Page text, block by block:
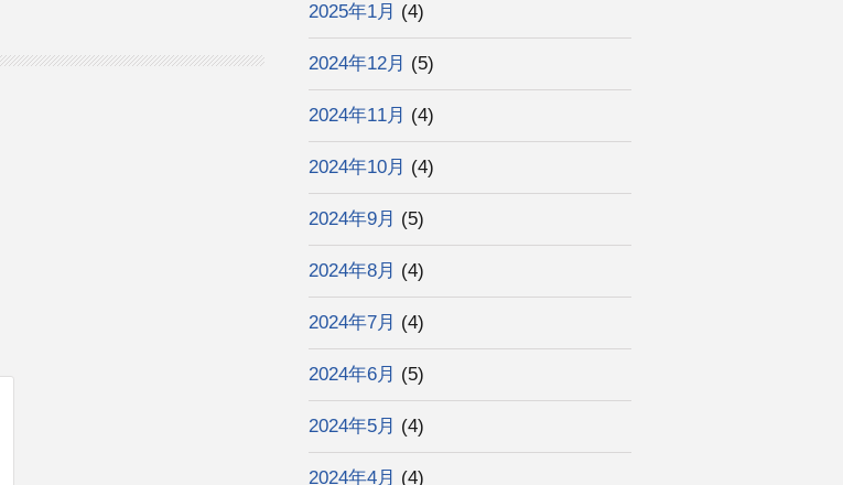
2025年1月 (4)
2024年12月 (5)
2024年11月 (4)
2024年10月 (4)
2024年9月 (5)
2024年8月 (4)
2024年7月 (4)
2024年6月 (5)
2024年5月 (4)
2024年4月 (4)